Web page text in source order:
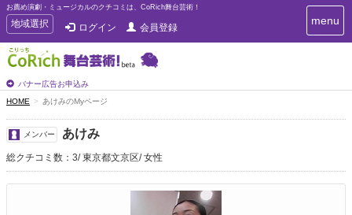
お薦め演劇・ミュージカルのクチコミは、CoRich舞台芸術！
T
o
g
g
e
n
a
v
i
g
a
t
地域選択 ログイン 会員登録
バナー広告お申込み
T
o
menu
HOME あけみのMyページ
メンバー あけみ
総クチコミ数：3 東京都文京区 女性